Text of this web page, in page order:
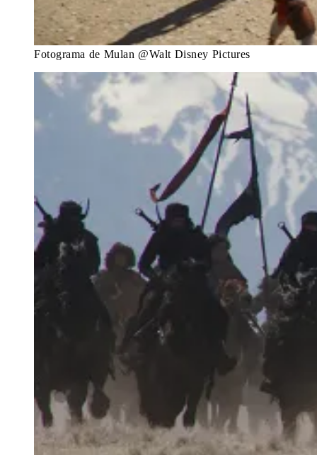
Fotograma de Mulan @Walt Disney Pictures